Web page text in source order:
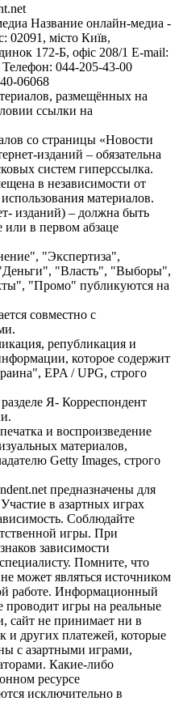
Название онлайн-медиа -
02091, місто Київ,
172-Б, офіс 208/1 E-mail:
Телефон: 044-205-43-00
06068
размещённых на
ссылки на
со страницы «Новости
изданий – обязательна
систем гиперссылка.
в независимости от
материалов.
изданий) – должна быть
или в первом абзаце
"Экспертиза",
"Власть", "Выборы",
"Промо" публикуются на
совместно с
републикация и
которое содержит
EPA / UPG, строго
Я- Корреспондент
и воспроизведение
материалов,
Getty Images, строго
предназначены для
в азартных играх
Соблюдайте
игры. При
зависимости
Помните, что
может являться источником
работе. Информационный
проводит игры на реальные
сайт не принимает ни в
и других платежей, которые
с азартными играми,
Какие-либо
ресурсе
исключительно в